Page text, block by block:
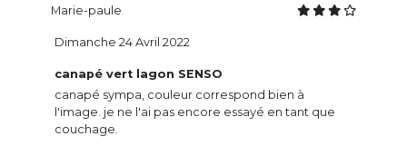
Marie-paule
canapé vert lagon SENSO
canapé sympa, couleur correspond bien à
l'image. je ne l'ai pas encore essayé en tant que
couchage.
Dimanche 24 Avril 2022